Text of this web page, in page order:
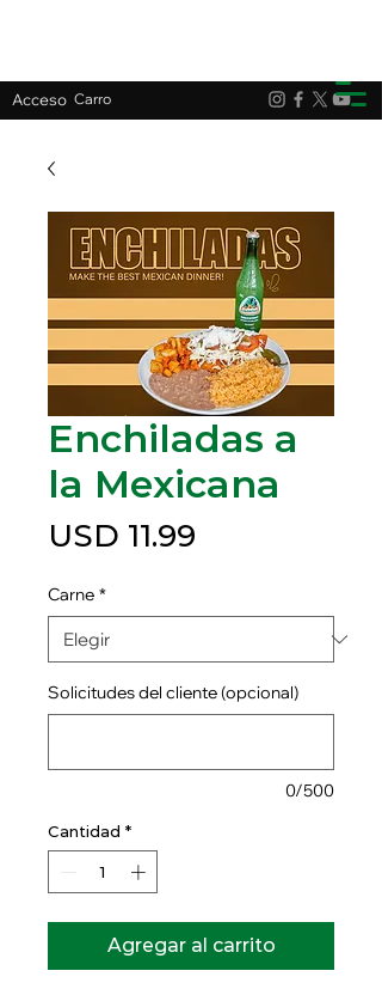
Acceso Carro
Enchiladas a
la Mexicana
USD 11.99
Carne *
Solicitudes del cliente (opcional)
0/500
Cantidad *
Agregar al carrito